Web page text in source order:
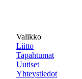
Valikko
Liitto
Tapahtumat
Uutiset
Yhteystiedot